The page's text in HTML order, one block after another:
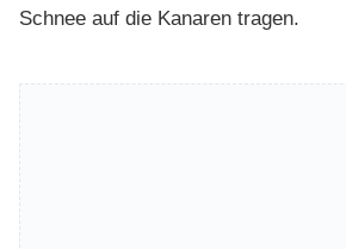
Schnee auf die Kanaren tragen.